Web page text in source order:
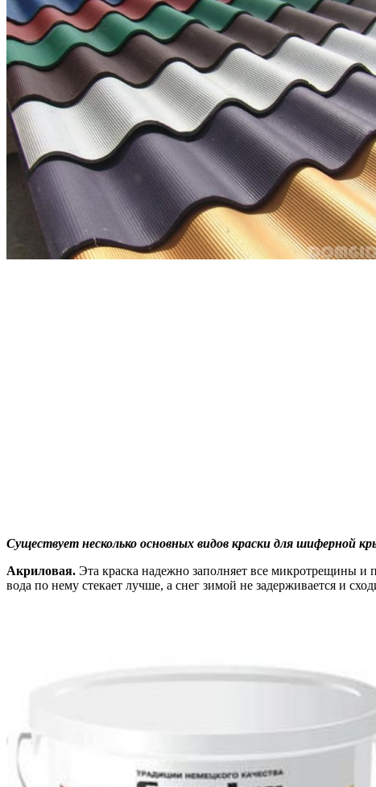
Существует несколько основных видов краски для шиферной
Акриловая. Эта краска надежно заполняет все микротрещины
вода по нему стекает лучше, а снег зимой не задерживается и